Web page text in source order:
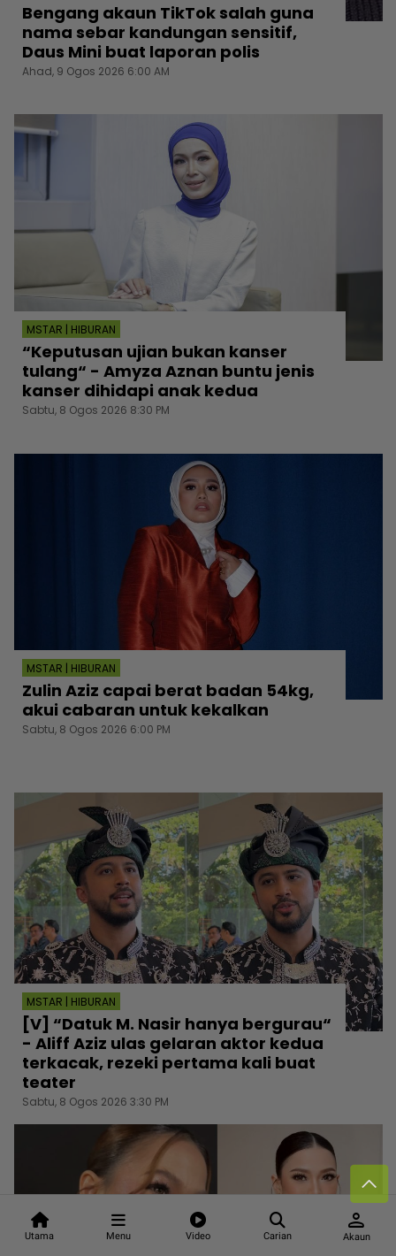
Utama Menu Video Carian
person
Akaun
Bengang akaun TikTok salah guna
nama sebar kandungan sensitif,
Daus Mini buat laporan polis
Ahad, 9 Ogos 2026 6:00 AM
MSTAR | HIBURAN
“Keputusan ujian bukan kanser
tulang“ - Amyza Aznan buntu jenis
kanser dihidapi anak kedua
Sabtu, 8 Ogos 2026 8:30 PM
MSTAR | HIBURAN
Zulin Aziz capai berat badan 54kg,
akui cabaran untuk kekalkan
Sabtu, 8 Ogos 2026 6:00 PM
MSTAR | HIBURAN
[V] “Datuk M. Nasir hanya bergurau“
- Aliff Aziz ulas gelaran aktor kedua
terkacak, rezeki pertama kali buat
teater
Sabtu, 8 Ogos 2026 3:30 PM